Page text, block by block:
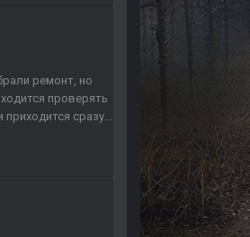
ремонт, но
проверять
сразу...